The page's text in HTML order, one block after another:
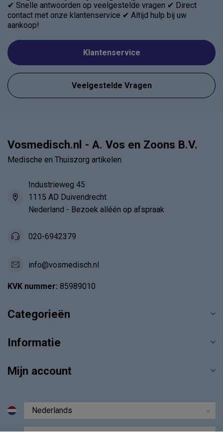
✔ Snelle antwoorden op veelgestelde vragen ✔ Direct
contact met onze klantenservice ✔ Altijd hulp bij uw
aankoop!
Klantenservice
Veelgestelde Vragen
Vosmedisch.nl - A. Vos en Zoons B.V.
Medische en Thuiszorg artikelen
Industrieweg 45
1115 AD Duivendrecht
Nederland - Bezoek alléén op afspraak
020-6942379
info@vosmedisch.nl
KVK nummer: 85989010
Categorieën
Informatie
Mijn account